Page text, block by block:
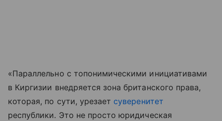
«Параллельно с топонимическими инициативами
в Киргизии внедряется зона британского права,
которая, по сути, урезает суверенитет
республики. Это не просто юридическая